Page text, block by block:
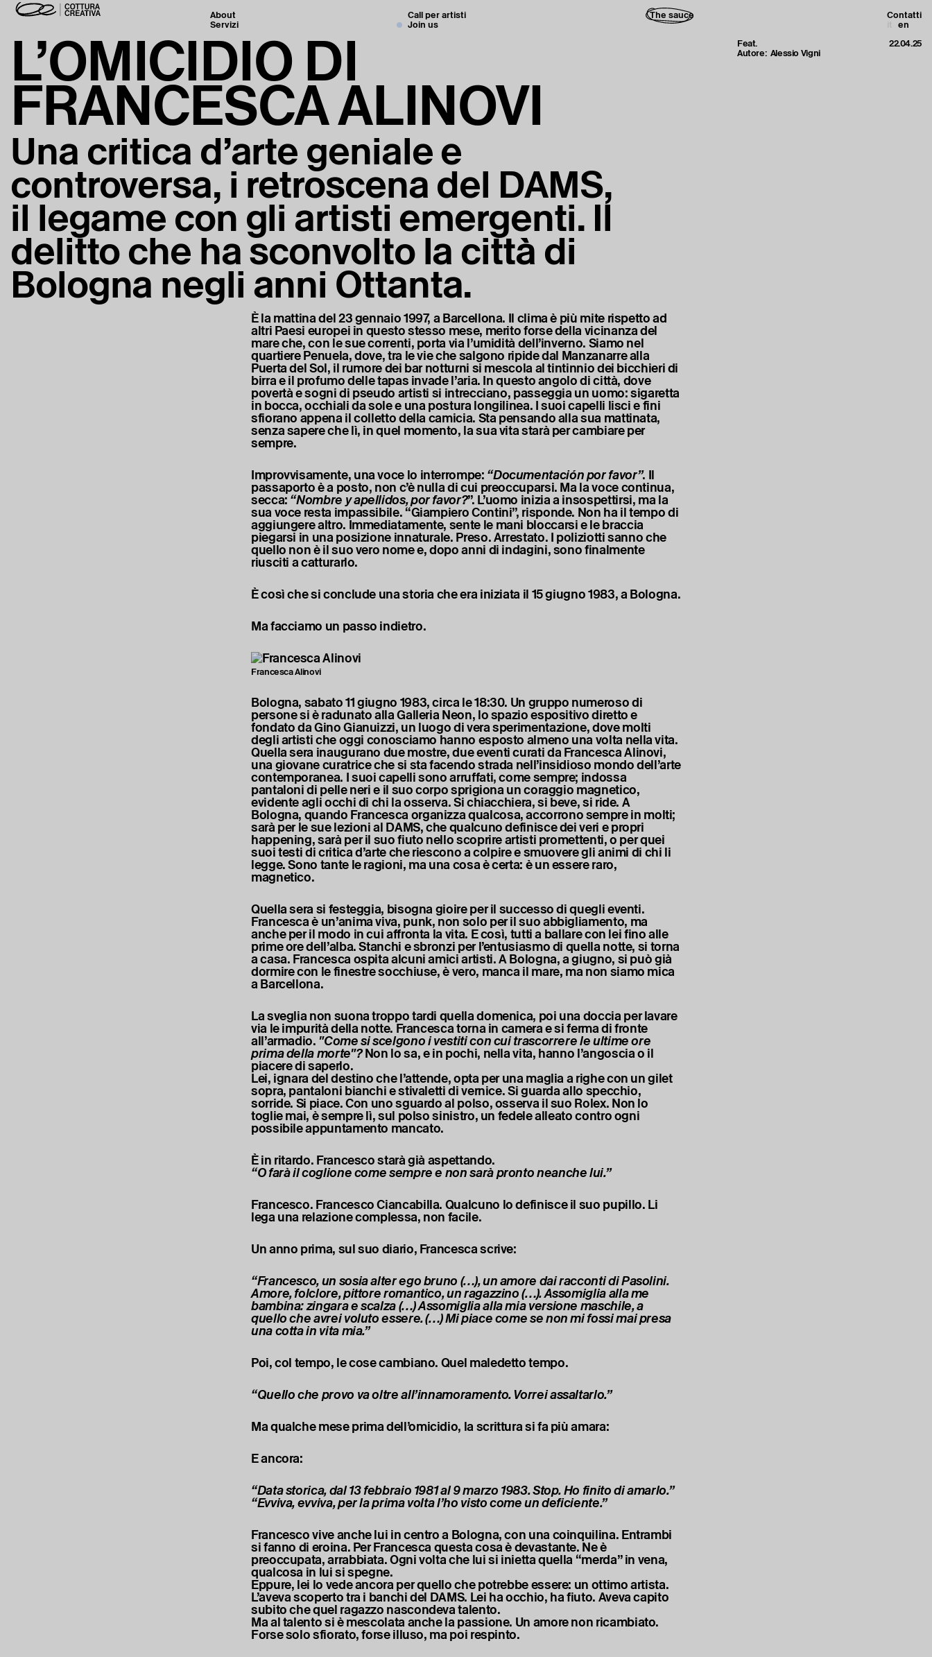
About
Servizi
Call per artisti
Join us
The sauce Contatti
en
L’OMICIDIO DI
FRANCESCA ALINOVI
Una critica d’arte geniale e
controversa, i retroscena del DAMS,
il legame con gli artisti emergenti. Il
delitto che ha sconvolto la città di
Bologna negli anni Ottanta.
Feat.
Autore: Alessio Vigni
22.04.25
È la mattina del 23 gennaio 1997, a Barcellona. Il clima è più mite rispetto ad
altri Paesi europei in questo stesso mese, merito forse della vicinanza del
mare che, con le sue correnti, porta via l’umidità dell’inverno. Siamo nel
quartiere Penuela, dove, tra le vie che salgono ripide dal Manzanarre alla
Puerta del Sol, il rumore dei bar notturni si mescola al tintinnio dei bicchieri di
birra e il profumo delle tapas invade l’aria. In questo angolo di città, dove
povertà e sogni di pseudo artisti si intrecciano, passeggia un uomo: sigaretta
in bocca, occhiali da sole e una postura longilinea. I suoi capelli lisci e fini
sfiorano appena il colletto della camicia. Sta pensando alla sua mattinata,
senza sapere che lì, in quel momento, la sua vita starà per cambiare per
sempre.
Improvvisamente, una voce lo interrompe: “Documentación por favor”. Il
passaporto è a posto, non c’è nulla di cui preoccuparsi. Ma la voce continua,
secca:“Nombre y apellidos, por favor?”. L’uomo inizia a insospettirsi, ma la
sua voce resta impassibile. “Giampiero Contini”, risponde. Non ha il tempo di
aggiungere altro. Immediatamente, sente le mani bloccarsi e le braccia
piegarsi in una posizione innaturale. Preso. Arrestato. I poliziotti sanno che
quello non è il suo vero nome e, dopo anni di indagini, sono finalmente
riusciti a catturarlo.
È così che si conclude una storia che era iniziata il 15 giugno 1983, a Bologna.
Ma facciamo un passo indietro.
Francesca Alinovi
Bologna, sabato 11 giugno 1983, circa le 18:30. Un gruppo numeroso di
persone si è radunato alla Galleria Neon, lo spazio espositivo diretto e
fondato da Gino Gianuizzi, un luogo di vera sperimentazione, dove molti
degli artisti che oggi conosciamo hanno esposto almeno una volta nella vita.
Quella sera inaugurano due mostre, due eventi curati da Francesca Alinovi,
una giovane curatrice che si sta facendo strada nell’insidioso mondo dell’arte
contemporanea. I suoi capelli sono arruffati, come sempre; indossa
pantaloni di pelle neri e il suo corpo sprigiona un coraggio magnetico,
evidente agli occhi di chi la osserva. Si chiacchiera, si beve, si ride. A
Bologna, quando Francesca organizza qualcosa, accorrono sempre in molti;
sarà per le sue lezioni al DAMS, che qualcuno definisce dei veri e propri
happening, sarà per il suo fiuto nello scoprire artisti promettenti, o per quei
suoi testi di critica d’arte che riescono a colpire e smuovere gli animi di chi li
legge. Sono tante le ragioni, ma una cosa è certa: è un essere raro,
magnetico.
Quella sera si festeggia, bisogna gioire per il successo di quegli eventi.
Francesca è un’anima viva, punk, non solo per il suo abbigliamento, ma
anche per il modo in cui affronta la vita. E così, tutti a ballare con lei fino alle
prime ore dell’alba. Stanchi e sbronzi per l’entusiasmo di quella notte, si torna
a casa. Francesca ospita alcuni amici artisti. A Bologna, a giugno, si può già
dormire con le finestre socchiuse, è vero, manca il mare, ma non siamo mica
a Barcellona.
La sveglia non suona troppo tardi quella domenica, poi una doccia per lavare
via le impurità della notte. Francesca torna in camera e si ferma di fronte
all’armadio. "Come si scelgono i vestiti con cui trascorrere le ultime ore
prima della morte"?Non lo sa, e in pochi, nella vita, hanno l’angoscia o il
piacere di saperlo.
Lei, ignara del destino che l’attende, opta per una maglia a righe con un gilet
sopra, pantaloni bianchi e stivaletti di vernice. Si guarda allo specchio,
sorride. Si piace. Con uno sguardo al polso, osserva il suo Rolex. Non lo
toglie mai, è sempre lì, sul polso sinistro, un fedele alleato contro ogni
possibile appuntamento mancato.
È in ritardo. Francesco starà già aspettando.
“O farà il coglione come sempre e non sarà pronto neanche lui.”
Francesco. Francesco Ciancabilla. Qualcuno lo definisce il suo pupillo. Li
lega una relazione complessa, non facile.
Un anno prima, sul suo diario, Francesca scrive:
“Francesco, un sosia alter ego bruno (…), un amore dai racconti di Pasolini.
Amore, folclore, pittore romantico, un ragazzino (…). Assomiglia alla me
bambina: zingara e scalza (…) Assomiglia alla mia versione maschile, a
quello che avrei voluto essere. (…) Mi piace come se non mi fossi mai presa
una cotta in vita mia.”
Poi, col tempo, le cose cambiano. Quel maledetto tempo.
“Quello che provo va oltre all’innamoramento. Vorrei assaltarlo.”
Ma qualche mese prima dell’omicidio, la scrittura si fa più amara:
E ancora:
“Data storica, dal 13 febbraio 1981 al 9 marzo 1983. Stop. Ho finito di amarlo.”
“Evviva, evviva, per la prima volta l’ho visto come un deficiente.”
Francesco vive anche lui in centro a Bologna, con una coinquilina. Entrambi
si fanno di eroina. Per Francesca questa cosa è devastante. Ne è
preoccupata, arrabbiata. Ogni volta che lui si inietta quella “merda” in vena,
qualcosa in lui si spegne.
Eppure, lei lo vede ancora per quello che potrebbe essere: un ottimo artista.
L’aveva scoperto tra i banchi del DAMS. Lei ha occhio, ha fiuto. Aveva capito
subito che quel ragazzo nascondeva talento.
Ma al talento si è mescolata anche la passione. Un amore non ricambiato.
Forse solo sfiorato, forse illuso, ma poi respinto.